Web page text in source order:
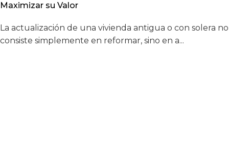
Maximizar su Valor
La actualización de una vivienda antigua o con solera no
consiste simplemente en reformar, sino en a...